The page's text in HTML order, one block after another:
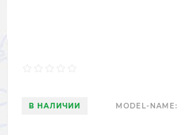
В НАЛИЧИИ MODEL-NAME: